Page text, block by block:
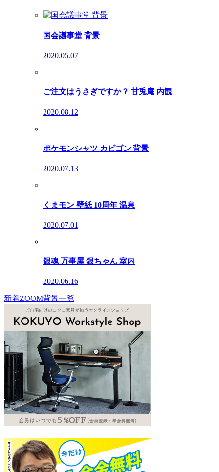
国会議事堂 背景
2020.05.07
ご注文はうさぎですか？ 甘兎庵 内観
2020.08.12
ポケモンシャツ カビゴン 背景
2020.07.13
くまモン 壁紙 10周年 温泉
2020.07.01
銀魂 万事屋 銀ちゃん 室内
2020.06.16
新着ZOOM背景一覧